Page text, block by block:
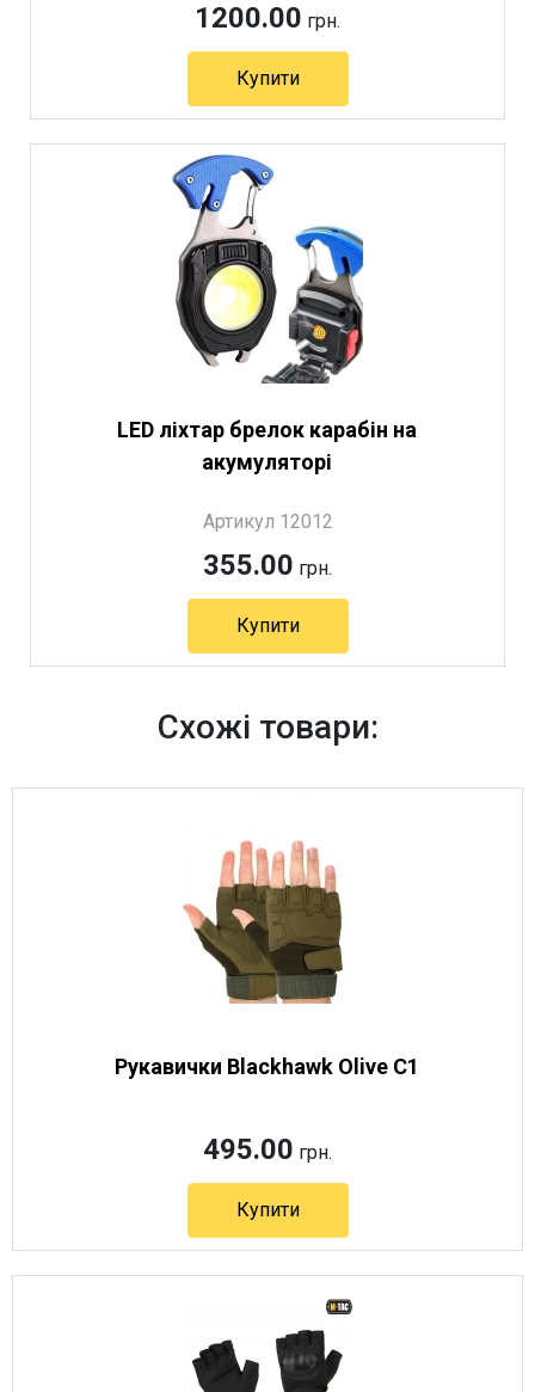
1200.00 грн.
Купити
LED ліхтар брелок карабін на
акумуляторі
Артикул 12012
355.00 грн.
Купити
Схожі товари:
Рукавички Blackhawk Olive C1
495.00 грн.
Купити